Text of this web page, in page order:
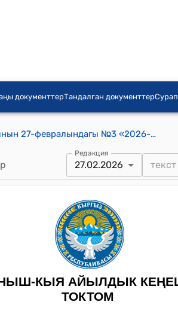
документтерТандалган документтер
Каныш-Кыя айылдык кеңешинин 2026-жылынын 27-февралындагы №3 «2026-жылга Каныш-Кыя айыл аймагынын айыл өкмөтүнүн социалдык-экономикалык өнүктүрүү жана калкты социалдык жактан коргоо программаларын жана жобосун бекитүү жөнүндө» токтому
Редакция
27.02.2026